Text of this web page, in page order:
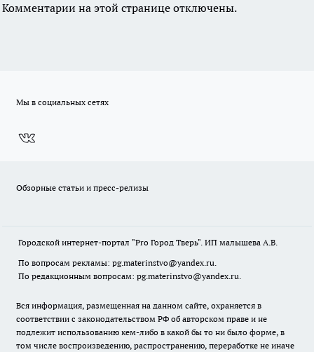
Комментарии на этой странице отключены.
Мы в социальных сетях
Обзорные статьи и пресс-релизы
Городской интернет-портал "Pro Город Тверь". ИП малышева А.В.
По вопросам рекламы: pg.materinstvo@yandex.ru.
По редакционным вопросам: pg.materinstvo@yandex.ru.
Вся информация, размещенная на данном сайте, охраняется в
соответствии с законодательством РФ об авторском праве и не
подлежит использованию кем-либо в какой бы то ни было форме, в
том числе воспроизведению, распространению, переработке не иначе